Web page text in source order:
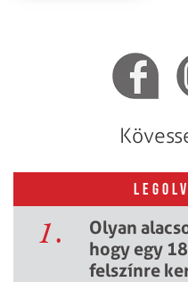
1.
Olyan
hogy egy
felszínre